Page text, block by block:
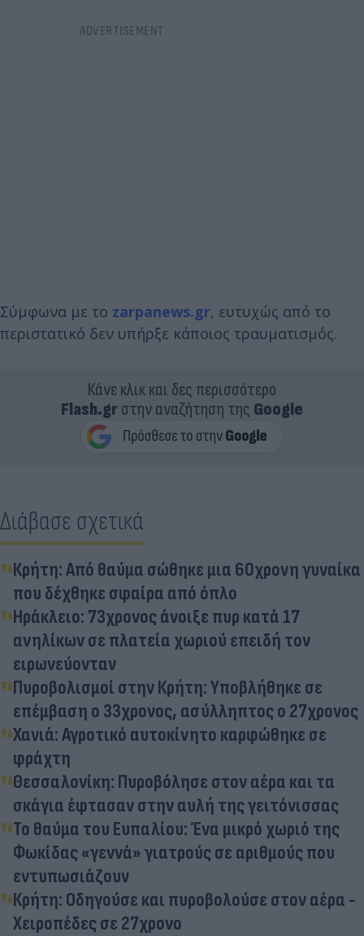
Σύμφωνα με το zarpanews.gr, ευτυχώς από το
περιστατικό δεν υπήρξε κάποιος τραυματισμός.
Κάνε κλικ και δες περισσότερο
Flash.grστην αναζήτηση της Google
Διάβασε σχετικά
Κρήτη: Από θαύμα σώθηκε μια 60χρονη γυναίκα
που δέχθηκε σφαίρα από όπλο
Ηράκλειο: 73χρονος άνοιξε πυρ κατά 17
ανηλίκων σε πλατεία χωριού επειδή τον
ειρωνεύονταν
Πυροβολισμοί στην Κρήτη: Υποβλήθηκε σε
επέμβαση ο 33χρονος, ασύλληπτος ο 27χρονος
Χανιά: Αγροτικό αυτοκίνητο καρφώθηκε σε
φράχτη
Θεσσαλονίκη: Πυροβόλησε στον αέρα και τα
σκάγια έφτασαν στην αυλή της γειτόνισσας
Το θαύμα του Ευπαλίου: Ένα μικρό χωριό της
Φωκίδας «γεννά» γιατρούς σε αριθμούς που
εντυπωσιάζουν
Κρήτη: Οδηγούσε και πυροβολούσε στον αέρα -
Χειροπέδες σε 27χρονο